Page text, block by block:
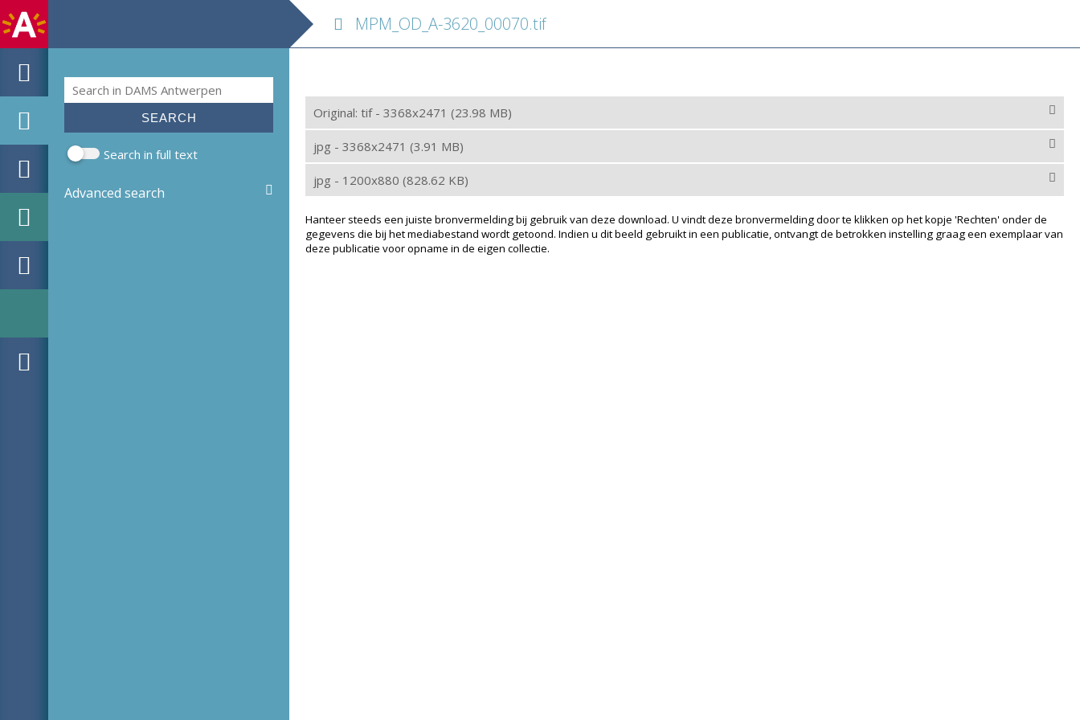
Search form
Search
Search in full text
Advanced search
MPM_OD_A-3620_00070.tif
Original: tif - 3368x2471 (23.98 MB)
jpg - 3368x2471 (3.91 MB)
jpg - 1200x880 (828.62 KB)
Hanteer steeds een juiste bronvermelding bij gebruik van deze download. U vindt deze bronvermelding door te klikken op het kopje 'Rechten' onder de
gegevens die bij het mediabestand wordt getoond. Indien u dit beeld gebruikt in een publicatie, ontvangt de betrokken instelling graag een exemplaar van
deze publicatie voor opname in de eigen collectie.